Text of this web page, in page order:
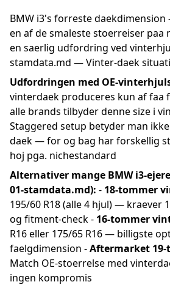
BMW i3's forreste
en af de smaleste stoerreiser paa
en saerlig udfordring ved
stamdata.md — Vinter-daek
Udfordringen med OE-
vinterdaek produceres kun af
alle brands tilbyder denne size i
Staggered setup betyder man
daek — for og bag har forskellig
hoj pga. nichestandard
Alternativer mange BMW i3-
01-stamdata.md): - 18-tommer
195/60 R18 (alle 4 hjul) — kraever
og fitment-check - 16-tommer
R16 eller 175/65 R16 — billigste
faelgdimension -Aftermarket
Match OE-stoerrelse med
ingen kompromis